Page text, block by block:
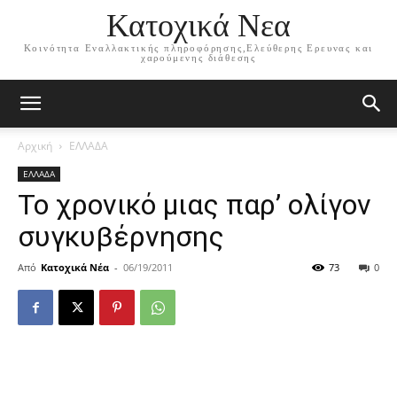
Κατοχικά Νεα
Κοινότητα Εναλλακτικής πληροφόρησης,Ελεύθερης Ερευνας και
χαρούμενης διάθεσης
Αρχική ΕΛΛΑΔΑ
ΕΛΛΑΔΑ
Το χρονικό μιας παρ’ ολίγον
συγκυβέρνησης
Από Κατοχικά Νέα - 06/19/2011 0
73